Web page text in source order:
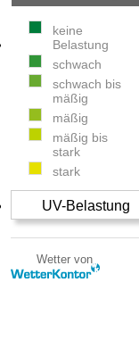
keine
Belastung
schwach
schwach bis
mäßig
mäßig
mäßig bis
stark
stark
UV-Belastung
Wetter von